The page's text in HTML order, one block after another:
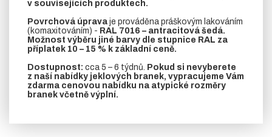
v souvisejících produktech.
Povrchová úprava je prováděna práškovým lakováním
(komaxitováním) - RAL 7016 – antracitová šedá.
Možnost výběru jiné barvy dle stupnice RAL za
příplatek 10 – 15 % k základní ceně.
Dostupnost: cca 5 – 6 týdnů. Pokud si nevyberete
z naší nabídky jeklových branek, vypracujeme Vám
zdarma cenovou nabídku na atypické rozměry
branek včetně výplní.